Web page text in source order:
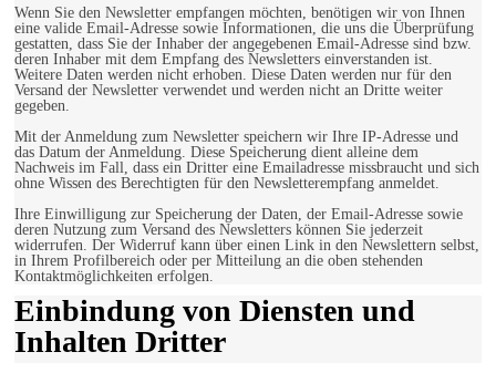
Wenn Sie den Newsletter empfangen möchten, benötigen wir von Ihnen
eine valide Email-Adresse sowie Informationen, die uns die Überprüfung
gestatten, dass Sie der Inhaber der angegebenen Email-Adresse sind bzw.
deren Inhaber mit dem Empfang des Newsletters einverstanden ist.
Weitere Daten werden nicht erhoben. Diese Daten werden nur für den
Versand der Newsletter verwendet und werden nicht an Dritte weiter
gegeben.
Mit der Anmeldung zum Newsletter speichern wir Ihre IP-Adresse und
das Datum der Anmeldung. Diese Speicherung dient alleine dem
Nachweis im Fall, dass ein Dritter eine Emailadresse missbraucht und sich
ohne Wissen des Berechtigten für den Newsletterempfang anmeldet.
Ihre Einwilligung zur Speicherung der Daten, der Email-Adresse sowie
deren Nutzung zum Versand des Newsletters können Sie jederzeit
widerrufen. Der Widerruf kann über einen Link in den Newslettern selbst,
in Ihrem Profilbereich oder per Mitteilung an die oben stehenden
Kontaktmöglichkeiten erfolgen.
Einbindung von Diensten und
Inhalten Dritter